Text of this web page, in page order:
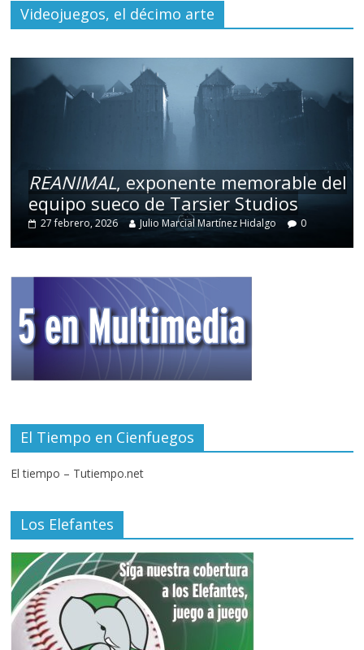
Videojuegos, el décimo arte
REANIMAL, exponente memorable del
equipo sueco de Tarsier Studios
27 febrero, 2026 Julio Marcial Martínez Hidalgo 0
El Tiempo en Cienfuegos
El tiempo – Tutiempo.net
Los Elefantes